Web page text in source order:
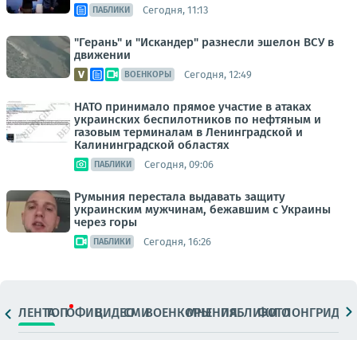
ПАБЛИКИ Сегодня, 11:13
"Герань" и "Искандер" разнесли эшелон ВСУ в
движении
ВОЕНКОРЫ Сегодня, 12:49
НАТО принимало прямое участие в атаках
украинских беспилотников по нефтяным и
газовым терминалам в Ленинградской и
Калининградской областях
ПАБЛИКИ Сегодня, 09:06
Румыния перестала выдавать защиту
украинским мужчинам, бежавшим с Украины
через горы
ПАБЛИКИ Сегодня, 16:26
ЛЕНТАТОПОФИЦ.ВИДЕОСМИВОЕНКОРЫМНЕНИЯПАБЛИКИ
ФОТОЛОНГРИДЫ